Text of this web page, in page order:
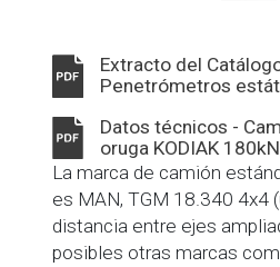
Extracto del
Penetrómetros
Datos técnicos -
oruga KODIAK 180kN
La marca de camión
es MAN, TGM 18.340 4x4
distancia entre ejes
posibles otras marcas